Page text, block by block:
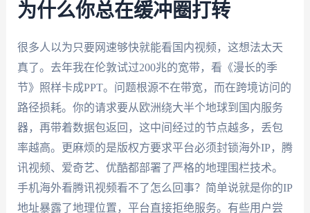
为什么你总在缓冲圈打转
很多人以为只要网速够快就能看国内视频，这想法太天
真了。去年我在伦敦试过200兆的宽带，看《漫长的季
节》照样卡成PPT。问题根源不在带宽，而在跨境访问的
路径损耗。你的请求要从欧洲绕大半个地球到国内服务
器，再带着数据包返回，这中间经过的节点越多，丢包
率越高。更麻烦的是版权方要求平台必须封锁海外IP，腾
讯视频、爱奇艺、优酷都部署了严格的地理围栏技术。
手机海外看腾讯视频看不了怎么回事？简单说就是你的IP
地址暴露了地理位置，平台直接拒绝服务。有些用户尝